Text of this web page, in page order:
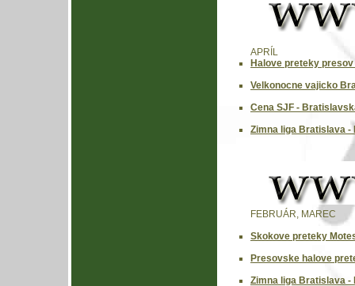
APRÍL
Halove preteky presov
Velkonocne vajicko
Cena SJF -
Zimna liga Bratislava -
FEBRUÁR, MAREC
Skokove preteky
Presovske halove
Zimna liga Bratislava -